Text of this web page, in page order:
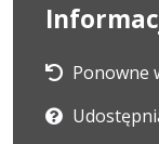
Ponowne